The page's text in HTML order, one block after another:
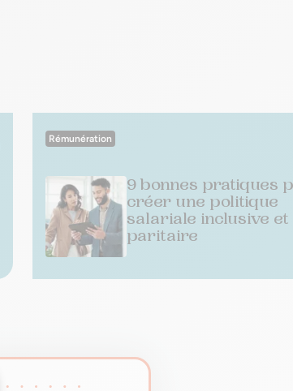
Rémunération
9 bonnes pratiques
créer une politique
salariale inclusive et
paritaire